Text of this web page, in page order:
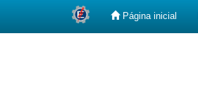
Página inicial